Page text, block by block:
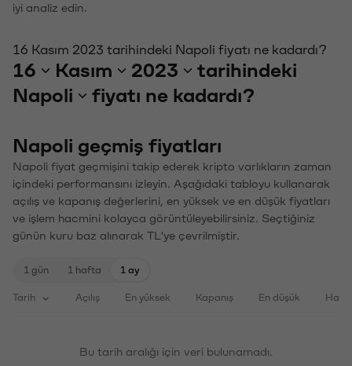
iyi analiz edin.
16 Kasım 2023 tarihindeki Napoli fiyatı ne kadardı?
16 Kasım 2023
tarihindeki
Napoli
fiyatı ne kadardı?
Napoli geçmiş fiyatları
Napoli fiyat geçmişini takip ederek kripto varlıkların zaman
içindeki performansını izleyin. Aşağıdaki tabloyu kullanarak
açılış ve kapanış değerlerini, en yüksek ve en düşük fiyatları
ve işlem hacmini kolayca görüntüleyebilirsiniz. Seçtiğiniz
günün kuru baz alınarak TL'ye çevrilmiştir.
1 gün 1 hafta 1 ay
Tarih Açılış En yüksek Kapanış En düşük
Bu tarih aralığı için veri bulunamadı.